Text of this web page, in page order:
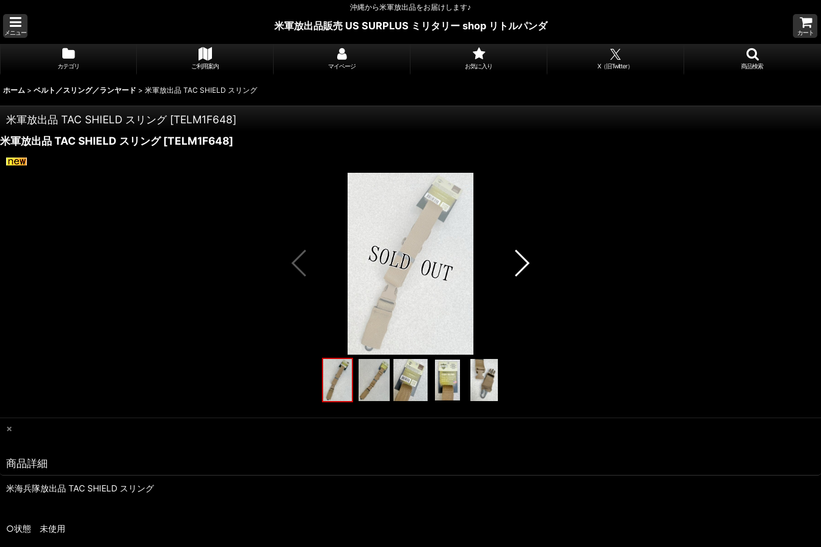
沖縄から米軍放出品をお届けします♪
メニュー
米軍放出品販売 US SURPLUS ミリタリー shop リトルパンダ
カート
カテゴリ ご利用案内 マイページ お気に入り X（旧Twitter） 商品検索
ホーム > ベルト／スリング／ランヤード > 米軍放出品 TAC SHIELD スリング
米軍放出品 TAC SHIELD スリング [TELM1F648]
米軍放出品 TAC SHIELD スリング[TELM1F648]
×
商品詳細
米海兵隊放出品 TAC SHIELD スリング
○状態 未使用